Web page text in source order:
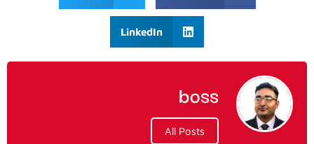
LinkedIn
boss
All Posts